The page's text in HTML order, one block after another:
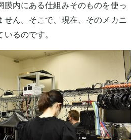
膜内にある仕組みそのものを使っ
せん。そこで、現在、そのメカニ
るのです。